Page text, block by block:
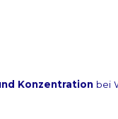
Konzentration bei